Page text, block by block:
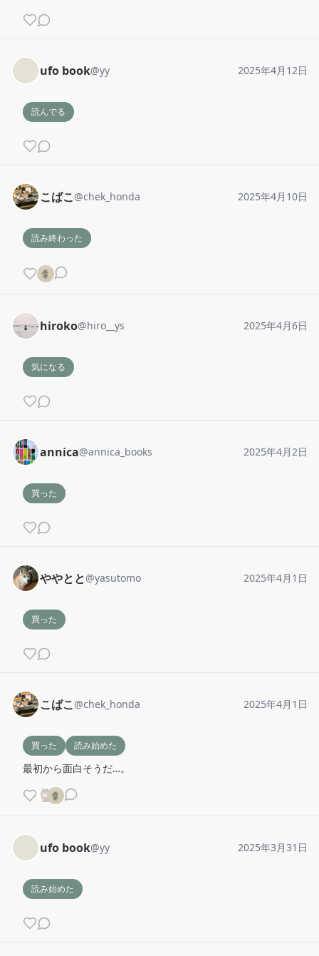
ufo book@yy 2025年4月12日
読んでる
こばこ@chek_honda 2025年4月10日
読み終わった
hiroko@hiro__ys 2025年4月6日
気になる
annica@annica_books 2025年4月2日
買った
ややとと@yasutomo 2025年4月1日
買った
こばこ@chek_honda 2025年4月1日
買った 読み始めた
最初から面白そうだ…。
ufo book@yy 2025年3月31日
読み始めた